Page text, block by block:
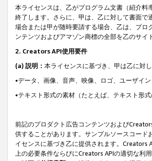
本ライセンスは、乙がプログラム文書（紹介
終了します。さらに、甲は、乙に対して書面
場合または甲が随時要請する場合、乙は、プ
ンテンツおよびアマゾン商標の全部を乙のサ
2. Creators API使用要件
(a) 説明： 本ライセンスに基づき、甲は乙に対
•データ、画像、音声、映像、ロゴ、ユーザイ
•テキスト形式の素材（たとえば、テキスト形式
前記のプロダクト広告コンテンツおよび
供することがあります。サンプルソースコー
イセンスに基づき乙に提供されます。Creators
上の必要条件ならびにCreators APIの適切な